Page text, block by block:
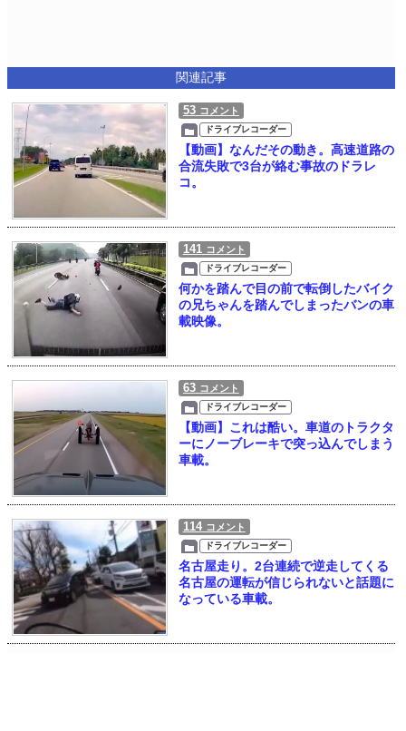
関連記事
53 コメント
ドライブレコーダー
【動画】なんだその動き。高速道路の
合流失敗で3台が絡む事故のドラレ
コ。
141 コメント
ドライブレコーダー
何かを踏んで目の前で転倒したバイク
の兄ちゃんを踏んでしまったバンの車
載映像。
63 コメント
ドライブレコーダー
【動画】これは酷い。車道のトラクタ
ーにノーブレーキで突っ込んでしまう
車載。
114 コメント
ドライブレコーダー
名古屋走り。2台連続で逆走してくる
名古屋の運転が信じられないと話題に
なっている車載。